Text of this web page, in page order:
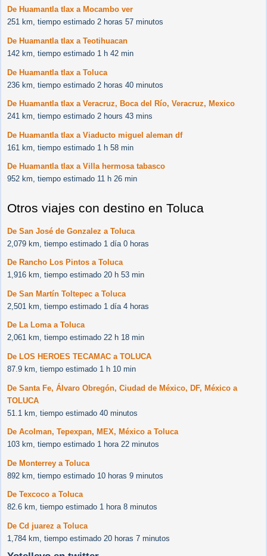
De Huamantla tlax a Mocambo ver
251 km, tiempo estimado 2 horas 57 minutos
De Huamantla tlax a Teotihuacan
142 km, tiempo estimado 1 h 42 min
De Huamantla tlax a Toluca
236 km, tiempo estimado 2 horas 40 minutos
De Huamantla tlax a Veracruz, Boca del Río, Veracruz, Mexico
241 km, tiempo estimado 2 hours 43 mins
De Huamantla tlax a Viaducto miguel aleman df
161 km, tiempo estimado 1 h 58 min
De Huamantla tlax a Villa hermosa tabasco
952 km, tiempo estimado 11 h 26 min
Otros viajes con destino en Toluca
De San José de Gonzalez a Toluca
2,079 km, tiempo estimado 1 día 0 horas
De Rancho Los Pintos a Toluca
1,916 km, tiempo estimado 20 h 53 min
De San Martín Toltepec a Toluca
2,501 km, tiempo estimado 1 día 4 horas
De La Loma a Toluca
2,061 km, tiempo estimado 22 h 18 min
De LOS HEROES TECAMAC a TOLUCA
87.9 km, tiempo estimado 1 h 10 min
De Santa Fe, Álvaro Obregón, Ciudad de México, DF, México a
TOLUCA
51.1 km, tiempo estimado 40 minutos
De Acolman, Tepexpan, MEX, México a Toluca
103 km, tiempo estimado 1 hora 22 minutos
De Monterrey a Toluca
892 km, tiempo estimado 10 horas 9 minutos
De Texcoco a Toluca
82.6 km, tiempo estimado 1 hora 8 minutos
De Cd juarez a Toluca
1,784 km, tiempo estimado 20 horas 7 minutos